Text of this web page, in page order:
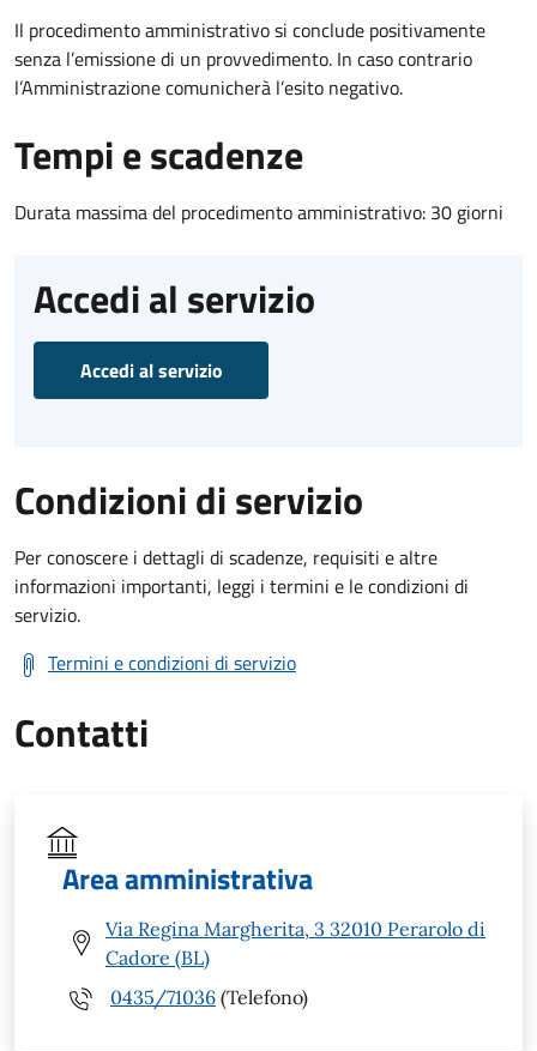
Il procedimento amministrativo si conclude positivamente
senza l’emissione di un provvedimento. In caso contrario
l’Amministrazione comunicherà l’esito negativo.
Tempi e scadenze
Durata massima del procedimento amministrativo: 30 giorni
Accedi al servizio
Accedi al servizio
Condizioni di servizio
Per conoscere i dettagli di scadenze, requisiti e altre
informazioni importanti, leggi i termini e le condizioni di
servizio.
Termini e condizioni di servizio
Contatti
Area amministrativa
Via Regina Margherita, 3 32010 Perarolo di
Cadore (BL)
0435/71036 (Telefono)